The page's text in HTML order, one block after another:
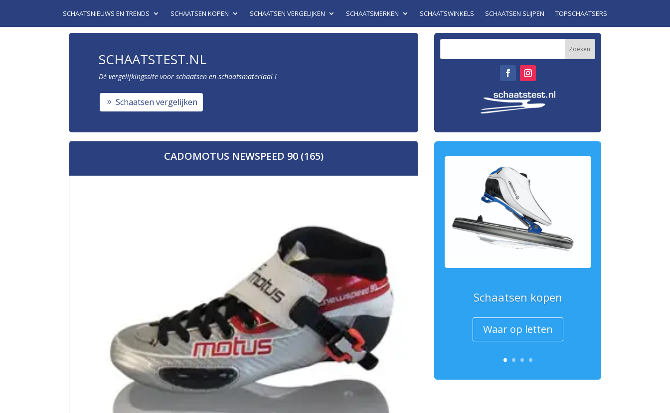
SCHAATSNIEUWS EN TRENDS SCHAATSEN KOPEN SCHAATSEN VERGELIJKEN SCHAATSMERKEN SCHAATSWINKELS SCHAATSEN SLIJPEN TOPSCHAATSERS
SCHAATSTEST.NL
Dé vergelijkingssite voor schaatsen en schaatsmateriaal !
Schaatsen vergelijken
CADOMOTUS NEWSPEED 90 (165)
Schaatsen kopen
Waar op letten